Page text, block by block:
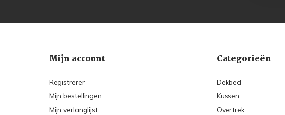
Mijn account
Registreren
Mijn bestellingen
Mijn verlanglijst
Categorieën
Dekbed
Kussen
Overtrek